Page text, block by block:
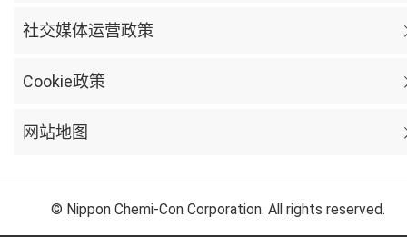
社交媒体运营政策
Cookie政策
网站地图
© Nippon Chemi-Con Corporation. All rights reserved.